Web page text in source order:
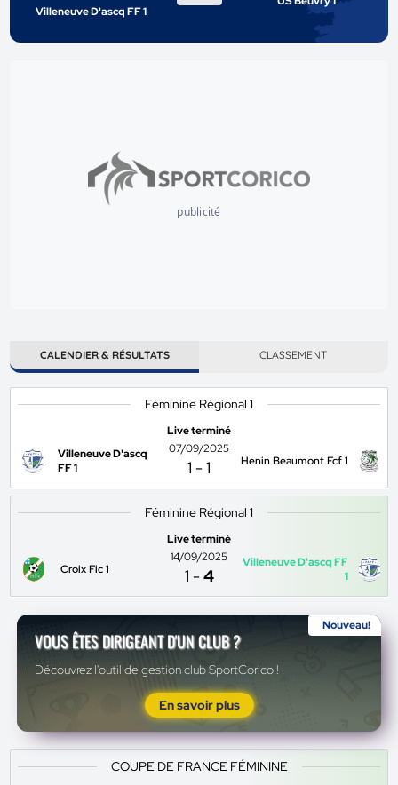
Villeneuve D'ascq FF 1
publicité
CALENDIER & RÉSULTATS CLASSEMENT
Féminine Régional 1
Live terminé
Villeneuve D'ascq
FF 1
07/09/2025
1 -1 Henin Beaumont Fcf 1
Féminine Régional 1
Live terminé
Croix Fic 1
14/09/2025
1 -4
Villeneuve D'ascq FF
1
Nouveau!
VOUS ÊTES DIRIGEANT D'UN CLUB ?
Découvrez l'outil de gestion club SportCorico !
En savoir plus
COUPE DE FRANCE FÉMININE